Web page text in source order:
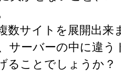
数サイトを展開出来
サーバーの中に違う
ることでしょうか？